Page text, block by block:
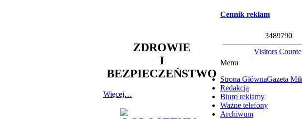
ZDROWIE
I
BEZPIECZEŃSTWO
Więcej…
Cennik reklam
3489790
Visitors
Menu
Strona GłównaGazeta
Redakcja
Biuro reklamy
Ważne telefony
Archiwum